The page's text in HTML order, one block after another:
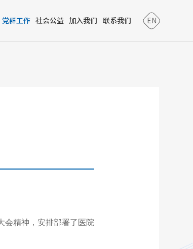
党群工作 社会公益 加入我们 联系我们 EN
会精神，安排部署了医院